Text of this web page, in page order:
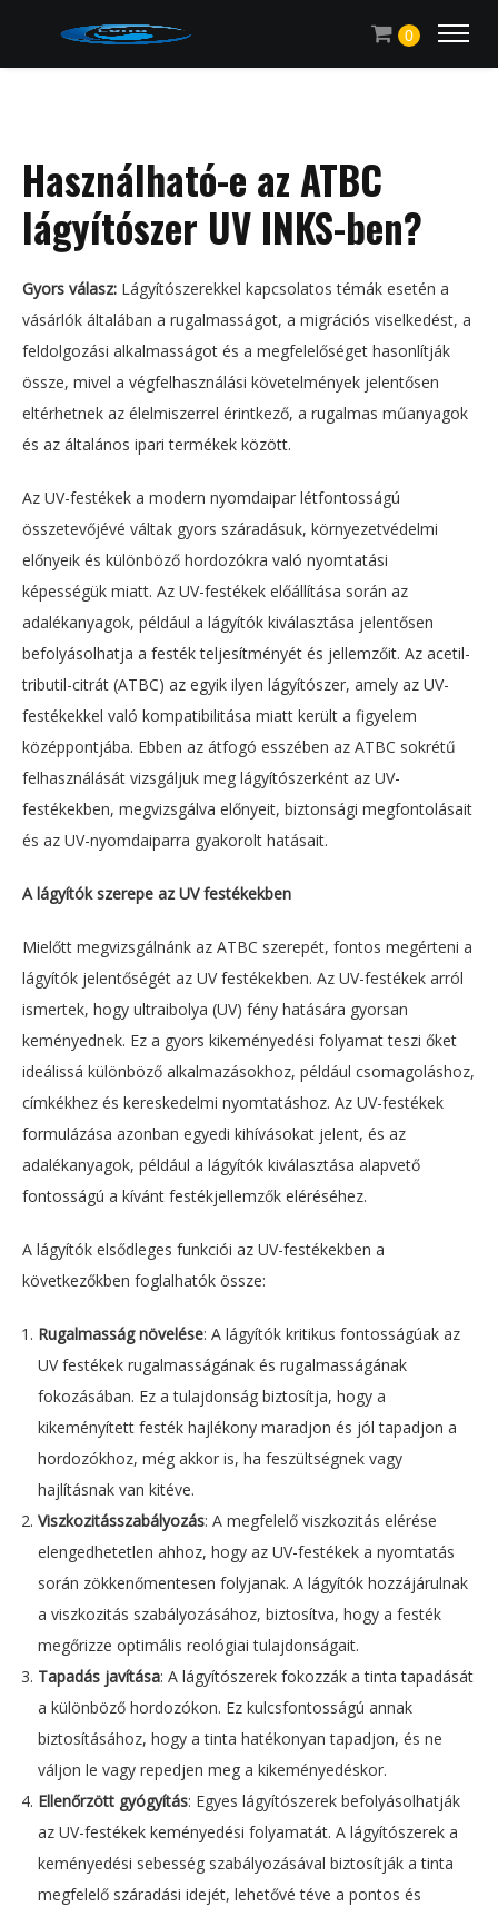
0
Használható-e az ATBC
lágyítószer UV INKS-ben?
Gyors válasz: Lágyítószerekkel kapcsolatos témák esetén a
vásárlók általában a rugalmasságot, a migrációs viselkedést, a
feldolgozási alkalmasságot és a megfelelőséget hasonlítják
össze, mivel a végfelhasználási követelmények jelentősen
eltérhetnek az élelmiszerrel érintkező, a rugalmas műanyagok
és az általános ipari termékek között.
Az UV-festékek a modern nyomdaipar létfontosságú
összetevőjévé váltak gyors száradásuk, környezetvédelmi
előnyeik és különböző hordozókra való nyomtatási
képességük miatt. Az UV-festékek előállítása során az
adalékanyagok, például a lágyítók kiválasztása jelentősen
befolyásolhatja a festék teljesítményét és jellemzőit. Az acetil-
tributil-citrát (ATBC) az egyik ilyen lágyítószer, amely az UV-
festékekkel való kompatibilitása miatt került a figyelem
középpontjába. Ebben az átfogó esszében az ATBC sokrétű
felhasználását vizsgáljuk meg lágyítószerként az UV-
festékekben, megvizsgálva előnyeit, biztonsági megfontolásait
és az UV-nyomdaiparra gyakorolt hatásait.
A lágyítók szerepe az UV festékekben
Mielőtt megvizsgálnánk az ATBC szerepét, fontos megérteni a
lágyítók jelentőségét az UV festékekben. Az UV-festékek arról
ismertek, hogy ultraibolya (UV) fény hatására gyorsan
keményednek. Ez a gyors kikeményedési folyamat teszi őket
ideálissá különböző alkalmazásokhoz, például csomagoláshoz,
címkékhez és kereskedelmi nyomtatáshoz. Az UV-festékek
formulázása azonban egyedi kihívásokat jelent, és az
adalékanyagok, például a lágyítók kiválasztása alapvető
fontosságú a kívánt festékjellemzők eléréséhez.
A lágyítók elsődleges funkciói az UV-festékekben a
következőkben foglalhatók össze:
Rugalmasság növelése: A lágyítók kritikus fontosságúak az
UV festékek rugalmasságának és rugalmasságának
fokozásában. Ez a tulajdonság biztosítja, hogy a
kikeményített festék hajlékony maradjon és jól tapadjon a
hordozókhoz, még akkor is, ha feszültségnek vagy
hajlításnak van kitéve.
Viszkozitásszabályozás: A megfelelő viszkozitás elérése
elengedhetetlen ahhoz, hogy az UV-festékek a nyomtatás
során zökkenőmentesen folyjanak. A lágyítók hozzájárulnak
a viszkozitás szabályozásához, biztosítva, hogy a festék
megőrizze optimális reológiai tulajdonságait.
Tapadás javítása: A lágyítószerek fokozzák a tinta tapadását
a különböző hordozókon. Ez kulcsfontosságú annak
biztosításához, hogy a tinta hatékonyan tapadjon, és ne
váljon le vagy repedjen meg a kikeményedéskor.
Ellenőrzött gyógyítás: Egyes lágyítószerek befolyásolhatják
az UV-festékek keményedési folyamatát. A lágyítószerek a
keményedési sebesség szabályozásával biztosítják a tinta
megfelelő száradási idejét, lehetővé téve a pontos és